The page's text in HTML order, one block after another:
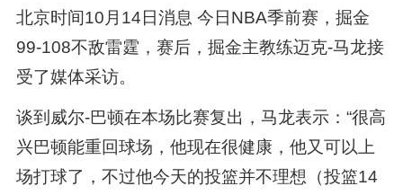
北京时间10月14日消息 今日NBA季前赛，掘金
99-108不敌雷霆，赛后，掘金主教练迈克-马龙接
受了媒体采访。
谈到威尔-巴顿在本场比赛复出，马龙表示：“很高
兴巴顿能重回球场，他现在很健康，他又可以上
场打球了，不过他今天的投篮并不理想（投篮14